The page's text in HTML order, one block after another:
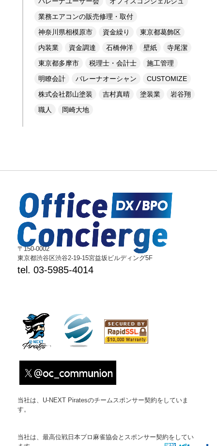
業務エアコンの販売修理・取付
神奈川県相模原市
資金繰り
東京都葛飾区
内装業
資金調達 石橋伸洋 壁紙
寺尾潔
東京都多摩市
税理士・会計士
施工管理
明瞭会計
バレーナオーシャン
CUSTOMIZE
株式会社郡山塗装
吉村真晴 塗装業
岩谷翔
職人
岡崎大地
〒150-0002
東京都渋谷区渋谷2-19-15宮益坂ビルディング5F
tel. 03-5985-4014
当社は、U-NEXT Piratesのチームスポンサー契約をしていま
す。
当社は、最高位戦日本プロ麻雀協会とスポンサー契約をしてい